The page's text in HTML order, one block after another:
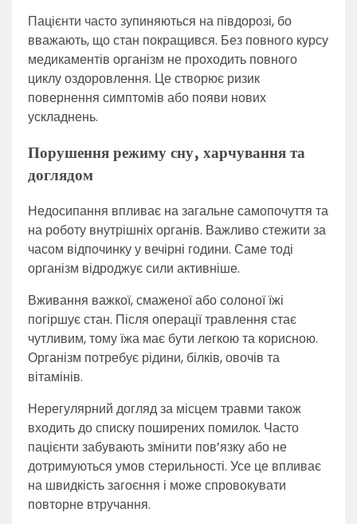
Пацієнти часто зупиняються на півдорозі, бо
вважають, що стан покращився. Без повного курсу
медикаментів організм не проходить повного
циклу оздоровлення. Це створює ризик
повернення симптомів або появи нових
ускладнень.
Порушення режиму сну, харчування та
доглядом
Недосипання впливає на загальне самопочуття та
на роботу внутрішніх органів. Важливо стежити за
часом відпочинку у вечірні години. Саме тоді
організм відроджує сили активніше.
Вживання важкої, смаженої або солоної їжі
погіршує стан. Після операції травлення стає
чутливим, тому їжа має бути легкою та корисною.
Організм потребує рідини, білків, овочів та
вітамінів.
Нерегулярний догляд за місцем травми також
входить до списку поширених помилок. Часто
пацієнти забувають змінити пов’язку або не
дотримуються умов стерильності. Усе це впливає
на швидкість загоєння і може спровокувати
повторне втручання.